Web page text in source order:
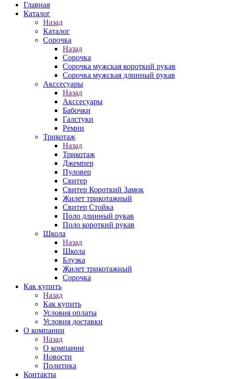
Главная
Каталог
Назад
Каталог
Сорочка
Назад
Сорочка
Сорочка мужская короткий рукав
Сорочка мужская длинный рукав
Акссесуары
Назад
Акссесуары
Бабочки
Галстуки
Ремни
Трикотаж
Назад
Трикотаж
Джемпер
Пуловер
Свитер
Свитер Короткий Замок
Жилет трикотажный
Свитер Стойка
Поло длинный рукав
Поло короткий рукав
Школа
Назад
Школа
Блузка
Жилет трикотажный
Сорочка
Как купить
Назад
Как купить
Условия оплаты
Условия доставки
О компании
Назад
О компании
Новости
Политика
Контакты